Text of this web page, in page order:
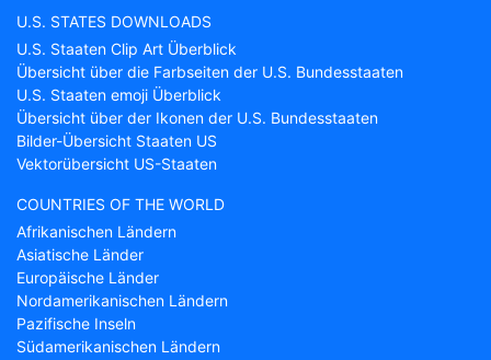
U.S. STATES DOWNLOADS
U.S. Staaten Clip Art Überblick
Übersicht über die Farbseiten der U.S. Bundesstaaten
U.S. Staaten emoji Überblick
Übersicht über der Ikonen der U.S. Bundesstaaten
Bilder-Übersicht Staaten US
Vektorübersicht US-Staaten
COUNTRIES OF THE WORLD
Afrikanischen Ländern
Asiatische Länder
Europäische Länder
Nordamerikanischen Ländern
Pazifische Inseln
Südamerikanischen Ländern